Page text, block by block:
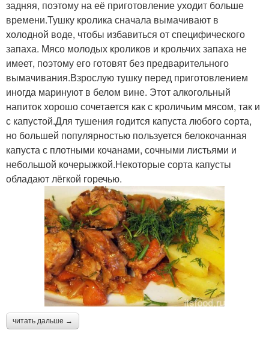
задняя, поэтому на её приготовление уходит больше
времени.Тушку кролика сначала вымачивают в
холодной воде, чтобы избавиться от специфического
запаха. Мясо молодых кроликов и крольчих запаха не
имеет, поэтому его готовят без предварительного
вымачивания.Взрослую тушку перед приготовлением
иногда маринуют в белом вине. Этот алкогольный
напиток хорошо сочетается как с кроличьим мясом, так и
с капустой.Для тушения годится капуста любого сорта,
но большей популярностью пользуется белокочанная
капуста с плотными кочанами, сочными листьями и
небольшой кочерыжкой.Некоторые сорта капусты
обладают лёгкой горечью.
читать дальше →